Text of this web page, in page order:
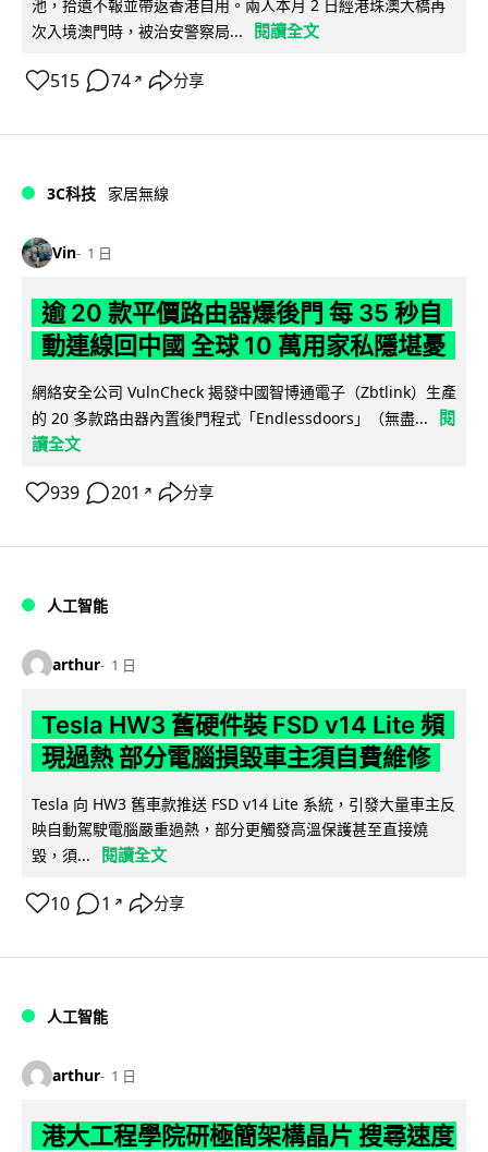
池，拾遺不報並帶返香港自用。兩人本月 2 日經港珠澳大橋再
次入境澳門時，被治安警察局...
閱讀全文
515 74 ↗ 分享
3C科技 家居無線
Vin 1 日
逾 20 款平價路由器爆後門 每 35 秒自
動連線回中國 全球 10 萬用家私隱堪憂
網絡安全公司 VulnCheck 揭發中國智博通電子（Zbtlink）生產
的 20 多款路由器內置後門程式「Endlessdoors」（無盡...
閱
讀全文
939 201 ↗ 分享
人工智能
arthur 1 日
Tesla HW3 舊硬件裝 FSD v14 Lite 頻
現過熱 部分電腦損毀車主須自費維修
Tesla 向 HW3 舊車款推送 FSD v14 Lite 系統，引發大量車主反
映自動駕駛電腦嚴重過熱，部分更觸發高溫保護甚至直接燒
毀，須...
閱讀全文
10 1 ↗ 分享
人工智能
arthur 1 日
港大工程學院研極簡架構晶片 搜尋速度